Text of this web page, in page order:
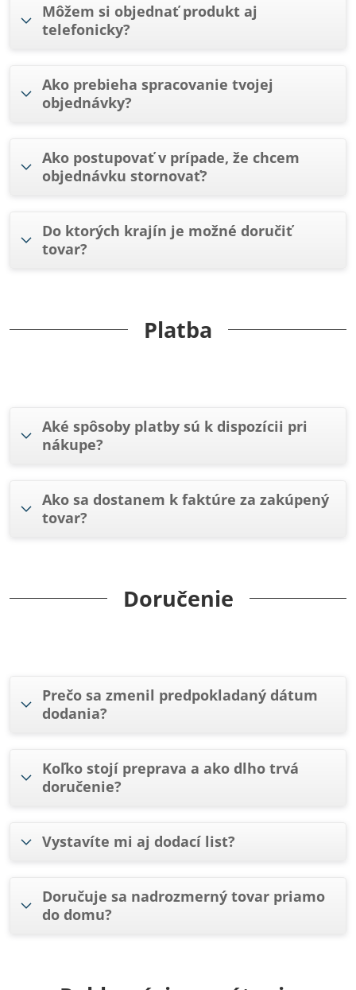
Môžem si objednať produkt aj
telefonicky?
Ako prebieha spracovanie tvojej
objednávky?
Ako postupovať v prípade, že chcem
objednávku stornovať?
Do ktorých krajín je možné doručiť
tovar?
Platba
Aké spôsoby platby sú k dispozícii pri
nákupe?
Ako sa dostanem k faktúre za zakúpený
tovar?
Doručenie
Prečo sa zmenil predpokladaný dátum
dodania?
Koľko stojí preprava a ako dlho trvá
doručenie?
Vystavíte mi aj dodací list?
Doručuje sa nadrozmerný tovar priamo
do domu?